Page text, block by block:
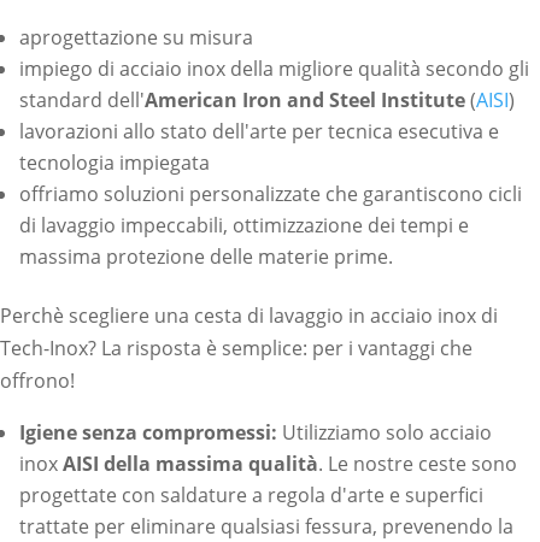
aprogettazione su misura
impiego di acciaio inox della migliore qualità secondo gli
standard dell'American Iron and Steel Institute(AISI)
lavorazioni allo stato dell'arte per tecnica esecutiva e
tecnologia impiegata
offriamo soluzioni personalizzate che garantiscono cicli
di lavaggio impeccabili, ottimizzazione dei tempi e
massima protezione delle materie prime.
Perchè scegliere una cesta di lavaggio in acciaio inox di
Tech-Inox? La risposta è semplice: per i vantaggi che
offrono!
Igiene senza compromessi: Utilizziamo solo acciaio
inoxAISI della massima qualità. Le nostre ceste sono
progettate con saldature a regola d'arte e superfici
trattate per eliminare qualsiasi fessura, prevenendo la